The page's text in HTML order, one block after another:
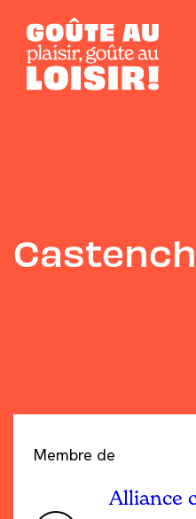
Membre de
Alliance